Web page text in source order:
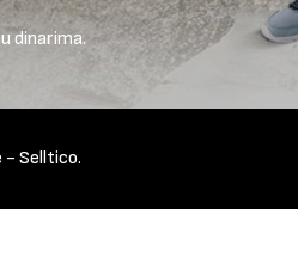
dinarima.
- Selltico.